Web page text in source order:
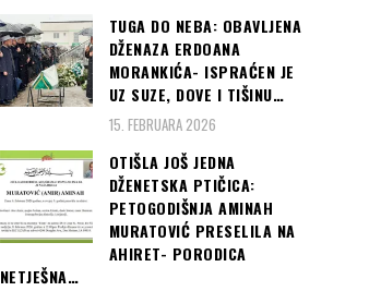
policiju, osam
policajaca
povrijeđeno...
(foto)
TUGA DO NEBA: OBAVLJENA
DŽENAZA ERDOANA
MORANKIĆA- ISPRAĆEN JE
UZ SUZE, DOVE I TIŠINU…
15. FEBRUARA 2026
OTIŠLA JOŠ JEDNA
DŽENETSKA PTIČICA:
PETOGODIŠNJA AMINAH
MURATOVIĆ PRESELILA NA
AHIRET- PORODICA
NETJEŠNA…